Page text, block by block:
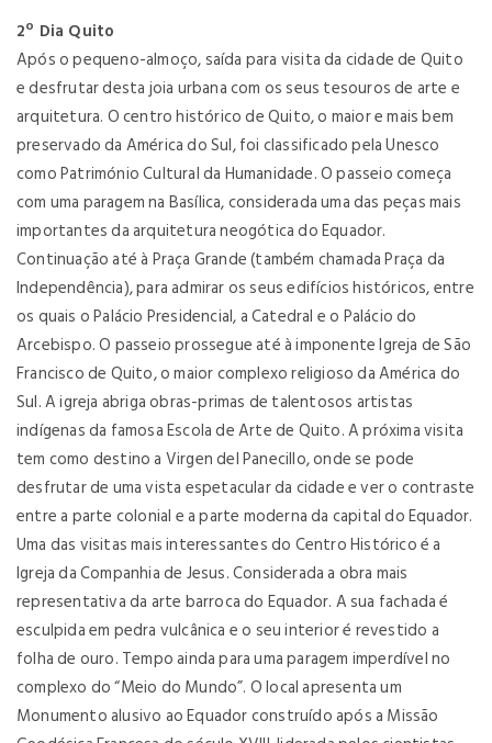
2º Dia Quito
Após o pequeno-almoço, saída para visita da cidade de Quito
e desfrutar desta joia urbana com os seus tesouros de arte e
arquitetura. O centro histórico de Quito, o maior e mais bem
preservado da América do Sul, foi classificado pela Unesco
como Património Cultural da Humanidade. O passeio começa
com uma paragem na Basílica, considerada uma das peças mais
importantes da arquitetura neogótica do Equador.
Continuação até à Praça Grande (também chamada Praça da
Independência), para admirar os seus edifícios históricos, entre
os quais o Palácio Presidencial, a Catedral e o Palácio do
Arcebispo. O passeio prossegue até à imponente Igreja de São
Francisco de Quito, o maior complexo religioso da América do
Sul. A igreja abriga obras-primas de talentosos artistas
indígenas da famosa Escola de Arte de Quito. A próxima visita
tem como destino a Virgen del Panecillo, onde se pode
desfrutar de uma vista espetacular da cidade e ver o contraste
entre a parte colonial e a parte moderna da capital do Equador.
Uma das visitas mais interessantes do Centro Histórico é a
Igreja da Companhia de Jesus. Considerada a obra mais
representativa da arte barroca do Equador. A sua fachada é
esculpida em pedra vulcânica e o seu interior é revestido a
folha de ouro. Tempo ainda para uma paragem imperdível no
complexo do “Meio do Mundo”. O local apresenta um
Monumento alusivo ao Equador construído após a Missão